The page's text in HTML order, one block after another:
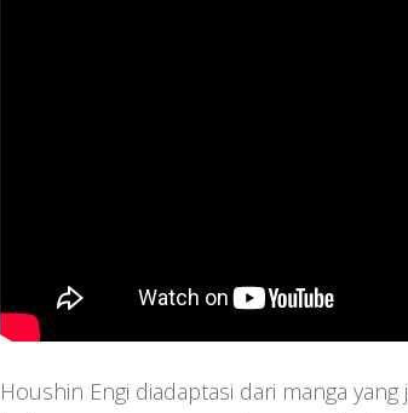
Houshin Engi diadaptasi dari manga